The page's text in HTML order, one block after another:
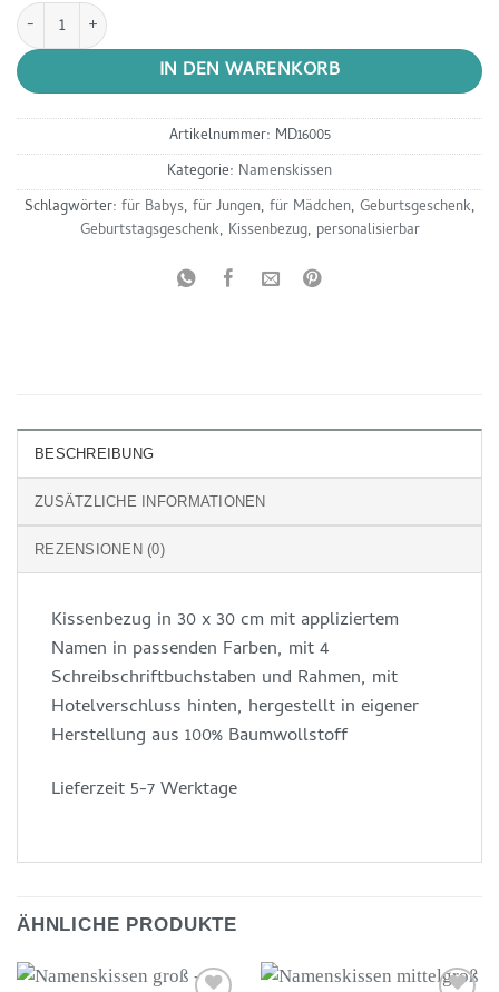
Namenskissen mittelgroß - grün orange Menge
IN DEN WARENKORB
Artikelnummer: MD16005
Kategorie: Namenskissen
Schlagwörter: für Babys, für Jungen, für Mädchen, Geburtsgeschenk,
Geburtstagsgeschenk, Kissenbezug, personalisierbar
BESCHREIBUNG
ZUSÄTZLICHE INFORMATIONEN
REZENSIONEN (0)
Kissenbezug in 30 x 30 cm mit appliziertem
Namen in passenden Farben, mit 4
Schreibschriftbuchstaben und Rahmen, mit
Hotelverschluss hinten, hergestellt in eigener
Herstellung aus 100% Baumwollstoff
Lieferzeit 5-7 Werktage
ÄHNLICHE PRODUKTE